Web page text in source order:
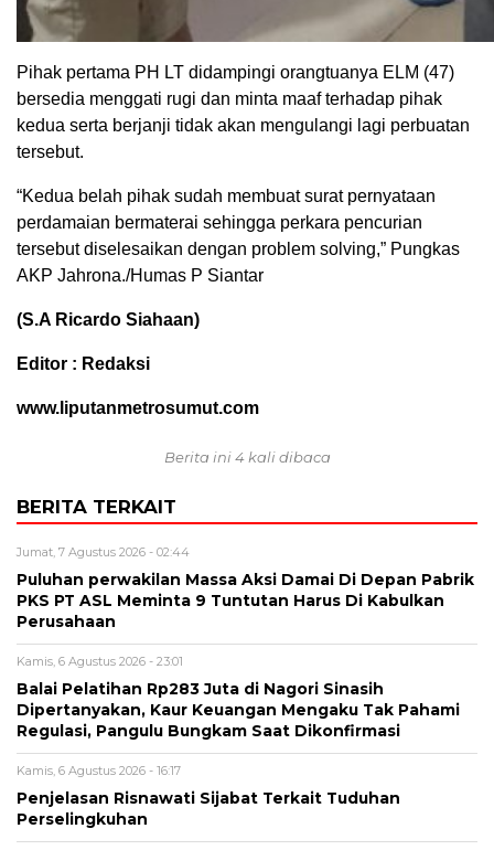
Pihak pertama PH LT didampingi orangtuanya ELM (47)
bersedia menggati rugi dan minta maaf terhadap pihak
kedua serta berjanji tidak akan mengulangi lagi perbuatan
tersebut.
“Kedua belah pihak sudah membuat surat pernyataan
perdamaian bermaterai sehingga perkara pencurian
tersebut diselesaikan dengan problem solving,” Pungkas
AKP Jahrona./Humas P Siantar
(S.A Ricardo Siahaan)
Editor : Redaksi
www.liputanmetrosumut.com
Berita ini 4 kali dibaca
BERITA TERKAIT
Jumat, 7 Agustus 2026 - 02:44
Puluhan perwakilan Massa Aksi Damai Di Depan Pabrik
PKS PT ASL Meminta 9 Tuntutan Harus Di Kabulkan
Perusahaan
Kamis, 6 Agustus 2026 - 23:01
Balai Pelatihan Rp283 Juta di Nagori Sinasih
Dipertanyakan, Kaur Keuangan Mengaku Tak Pahami
Regulasi, Pangulu Bungkam Saat Dikonfirmasi
Kamis, 6 Agustus 2026 - 16:17
Penjelasan Risnawati Sijabat Terkait Tuduhan
Perselingkuhan